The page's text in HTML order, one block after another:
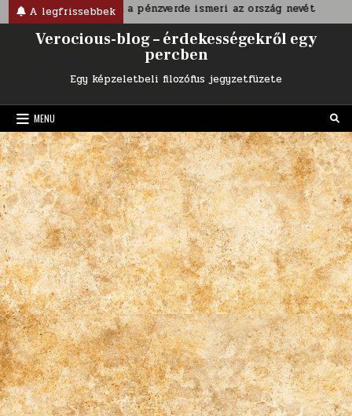
Skip
to
content
A legfrissebbek
Nem árt ha a pénzverde ismeri az ország nevét A
Verocious-blog – érdekességekről egy
percben
Egy képzeletbeli filozófus jegyzetfüzete
MENU